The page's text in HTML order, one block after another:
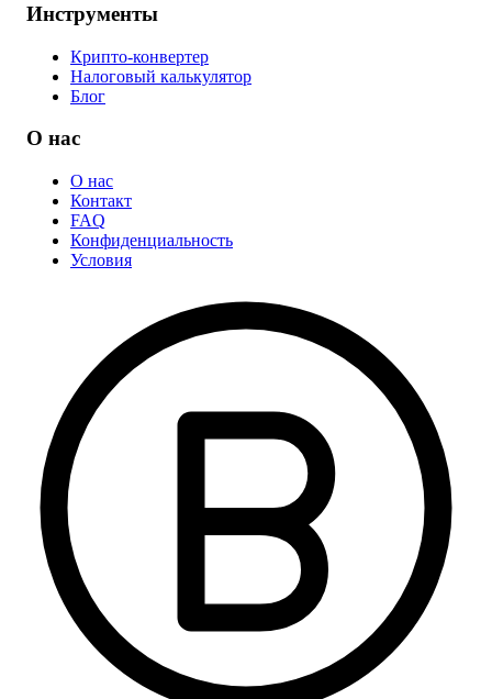
Инструменты
Крипто-конвертер
Налоговый калькулятор
Блог
О нас
О нас
Контакт
FAQ
Конфиденциальность
Условия